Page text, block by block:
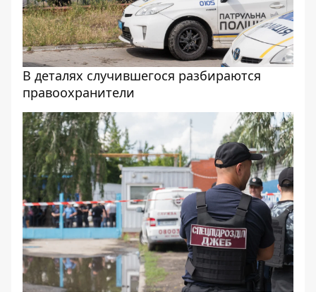
В деталях случившегося разбираются
правоохранители